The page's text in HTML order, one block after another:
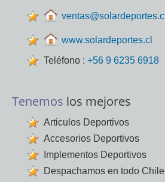
ventas@solardeportes.cl
www.solardeportes.cl
Teléfono : +56 9 6235 6918
Tenemos los mejores
Articulos Deportivos
Accesorios Deportivos
Implementos Deportivos
Despachamos en todo Chile